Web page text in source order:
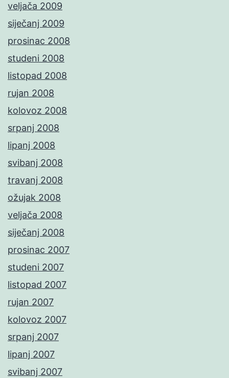
veljača 2009
siječanj 2009
prosinac 2008
studeni 2008
listopad 2008
rujan 2008
kolovoz 2008
srpanj 2008
lipanj 2008
svibanj 2008
travanj 2008
ožujak 2008
veljača 2008
siječanj 2008
prosinac 2007
studeni 2007
listopad 2007
rujan 2007
kolovoz 2007
srpanj 2007
lipanj 2007
svibanj 2007